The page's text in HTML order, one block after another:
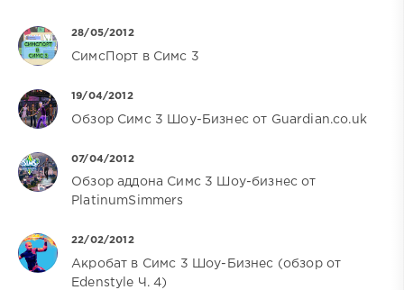
28/05/2012
СимсПорт в Симс 3
19/04/2012
Обзор Симс 3 Шоу-Бизнес от Guardian.co.uk
07/04/2012
Обзор аддона Симс 3 Шоу-бизнес от
PlatinumSimmers
22/02/2012
Акробат в Симс 3 Шоу-Бизнес (обзор от
Edenstyle Ч. 4)